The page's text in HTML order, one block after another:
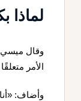
وقال
الأمر
وأضاف: